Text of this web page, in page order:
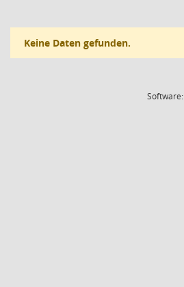
Keine Daten gefunden.
Software: